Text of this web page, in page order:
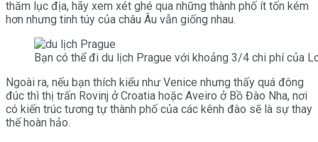
thăm lục địa, hãy xem xét ghé qua những thành phố ít tốn kém
hơn nhưng tinh túy của châu Âu vẫn giống nhau.
Bạn có thể đi du lịch Prague với khoảng 3/4 chi phí của
Ngoài ra, nếu bạn thích kiểu như Venice nhưng thấy quá đông
đúc thì thị trấn Rovinj ở Croatia hoặc Aveiro ở Bồ Đào Nha, nơi
có kiến ​​trúc tương tự thành phố của các kênh đào sẽ là sự thay
thế hoàn hảo.